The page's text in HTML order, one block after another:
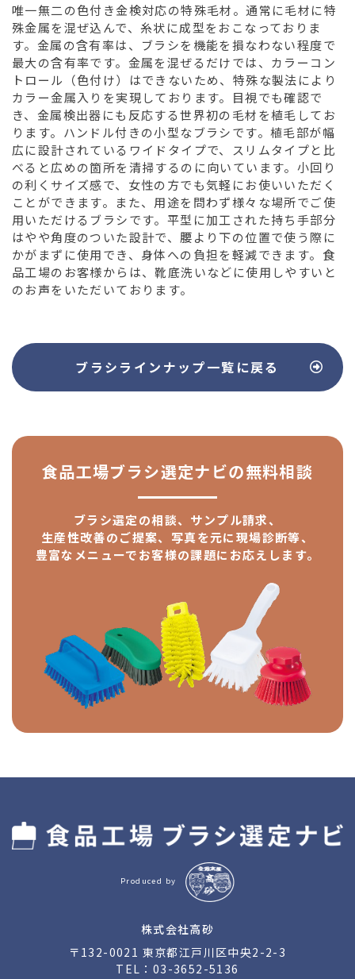
唯一無二の色付き金検対応の特殊毛材。通常に毛材に特
殊金属を混ぜ込んで、糸状に成型をおこなっておりま
す。金属の含有率は、ブラシを機能を損なわない程度で
最大の含有率です。金属を混ぜるだけでは、カラーコン
トロール（色付け）はできないため、特殊な製法により
カラー金属入りを実現しております。目視でも確認で
き、金属検出器にも反応する世界初の毛材を植毛してお
ります。ハンドル付きの小型なブラシです。植毛部が幅
広に設計されているワイドタイプで、スリムタイプと比
べると広めの箇所を清掃するのに向いています。小回り
の利くサイズ感で、女性の方でも気軽にお使いいただく
ことができます。また、用途を問わず様々な場所でご使
用いただけるブラシです。平型に加工された持ち手部分
はやや角度のついた設計で、腰より下の位置で使う際に
かがまずに使用でき、身体への負担を軽減できます。食
品工場のお客様からは、靴底洗いなどに使用しやすいと
のお声をいただいております。
ブラシラインナップ一覧に戻る
食品工場ブラシ選定ナビの無料相談
ブラシ選定の相談、サンプル請求、
生産性改善のご提案、 写真を元に現場診断等、
豊富なメニューでお客様の課題にお応えします。
Produced by
株式会社高砂
〒132-0021 東京都江戸川区中央2-2-3
TEL： 03-3652-5136